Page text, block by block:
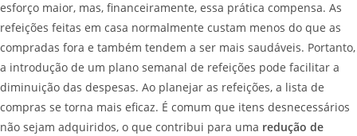
esforço maior, mas, financeiramente, essa prática compensa. As
refeições feitas em casa normalmente custam menos do que as
compradas fora e também tendem a ser mais saudáveis. Portanto,
a introdução de um plano semanal de refeições pode facilitar a
diminuição das despesas. Ao planejar as refeições, a lista de
compras se torna mais eficaz. É comum que itens desnecessários
não sejam adquiridos, o que contribui para uma redução de